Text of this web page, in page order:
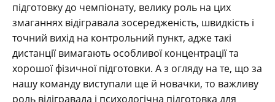
підготовку до чемпіонату, велику роль на цих
змаганнях відігравала зосередженість, швидкість і
точний вихід на контрольний пункт, адже такі
дистанції вимагають особливої концентрації та
хорошої фізичної підготовки. А з огляду на те, що за
нашу команду виступали ще й новачки, то важливу
роль відігравала і психологічна підготовка для